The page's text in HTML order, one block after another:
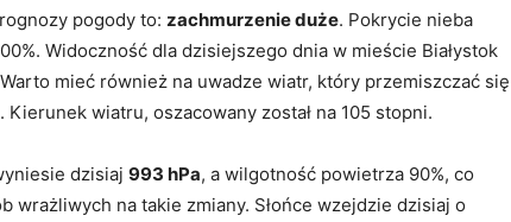
pogody to: zachmurzenie duże. Pokrycie nieba
Widoczność dla dzisiejszego dnia w mieście Białystok
mieć również na uwadze wiatr, który przemiszczać się
wiatru, oszacowany został na 105 stopni.
dzisiaj 993 hPa, a wilgotność powietrza 90%, co
wrażliwych na takie zmiany. Słońce wzejdzie dzisiaj o